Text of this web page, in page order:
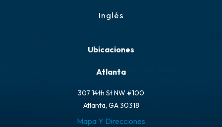
Inglés
Ubicaciones
Atlanta
307 14th St NW #100
Atlanta, GA 30318
Mapa Y Direcciones